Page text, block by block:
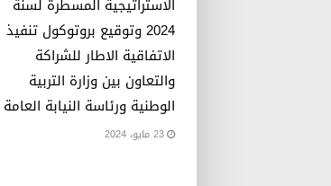
الاستراتيجية المسطرة لسنة
2024 وتوقيع بروتوكول تنفيذ
الاتفاقية الاطار للشراكة
والتعاون بين وزارة التربية
الوطنية ورئاسة النيابة العامة
23 مايو، 2024